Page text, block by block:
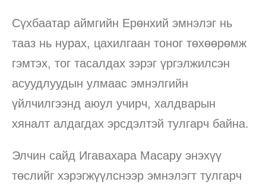
Сүхбаатар аймгийн Ерөнхий эмнэлэг нь
тааз нь нурах, цахилгаан тоног төхөөрөмж
гэмтэх, тог тасалдах зэрэг үргэлжилсэн
асуудлуудын улмаас эмнэлгийн
үйлчилгээнд аюул учирч, халдварын
хяналт алдагдах эрсдэлтэй тулгарч байна.
Элчин сайд Игавахара Масару энэхүү
төслийг хэрэгжүүлснээр эмнэлэгт тулгарч